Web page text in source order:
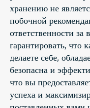
хранению не
побочной
ответственности
гарантировать, что
делаете себе,
безопасна и
что вы
успеха и